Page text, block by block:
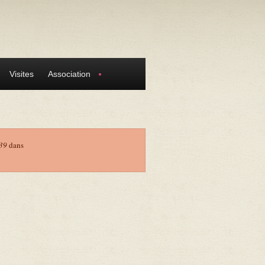
Visites Association
dans